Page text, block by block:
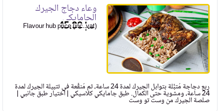
وعاء دجاج الجيرك
الجامايكي
45.00
Flavour hub price (inc. vat)
ربع دجاجة مُتبَّلة بتوابل الجيرك لمدة 24 ساعة، ثم مُنقَّعة في تتبيلة الجيرك لمدة
24 ساعة، ومشوية حتى الكمال. طبق جامايكي كلاسيكي | اختيار طبق جانبي |
صلصة الجيرك من وست تو وست